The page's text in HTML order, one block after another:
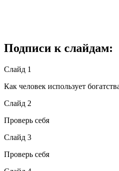
Подписи к слайдам:
Слайд 1
Как человек использует
Слайд 2
Проверь себя
Слайд 3
Проверь себя